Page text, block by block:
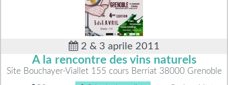
2 & 3 aprile 2011
A la rencontre des vins naturels
Site Bouchayer-Viallet 155 cours Berriat 38000 Grenoble